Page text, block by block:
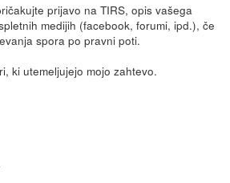
prijavo na TIRS, opis vašega
medijih (facebook, forumi, ipd.), če
spora po pravni poti.
ki utemeljujejo mojo zahtevo.